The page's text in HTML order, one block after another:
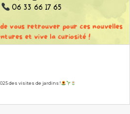
des visites de jardins !